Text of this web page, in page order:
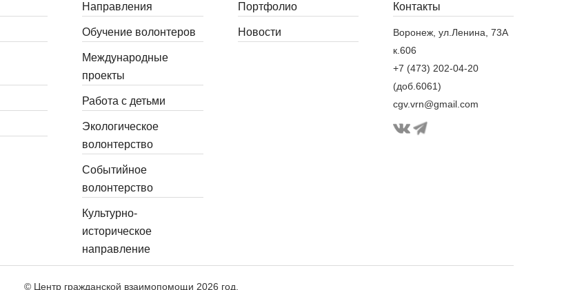
Направления
Обучение волонтеров
Международные
проекты
Работа с детьми
Экологическое
волонтерство
Событийное
волонтерство
Культурно-
историческое
направление
Портфолио
Новости
Контакты
Воронеж, ул.Ленина, 73А
к.606
+7 (473) 202-04-20
(доб.6061)
cgv.vrn@gmail.com
© Центр гражданской взаимопомощи 2026 год.